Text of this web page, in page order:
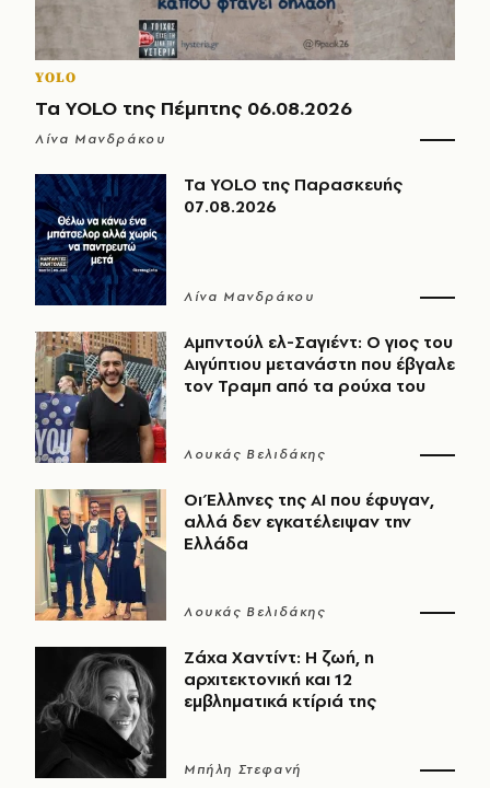
YOLO
Τα YOLO της Πέμπτης 06.08.2026
Λίνα Μανδράκου
Τα YOLO της Παρασκευής
07.08.2026
Λίνα Μανδράκου
Αμπντούλ ελ-Σαγιέντ: Ο γιος του
Αιγύπτιου μετανάστη που έβγαλε
τον Τραμπ από τα ρούχα του
Λουκάς Βελιδάκης
Οι Έλληνες της ΑΙ που έφυγαν,
αλλά δεν εγκατέλειψαν την
Ελλάδα
Λουκάς Βελιδάκης
Ζάχα Χαντίντ: Η ζωή, η
αρχιτεκτονική και 12
εμβληματικά κτίριά της
Μπήλη Στεφανή